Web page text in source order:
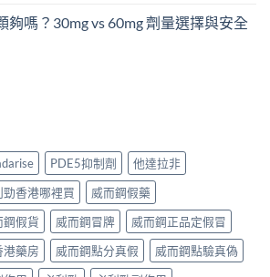
夠嗎？30mg vs 60mg 劑量選擇與安全
PDE5抑制劑
他達拉非
勁香港哪裡買
威而鋼假藥
鋼假貨 威而鋼冒牌
威而鋼正品定假冒
港藥房 威而鋼點分真假
威而鋼點驗真偽